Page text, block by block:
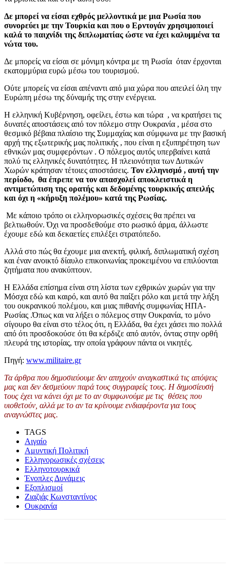
Δε μπορεί να είσαι εχθρός μελλοντικά με μια Ρωσία που
συνορεύει με την Τουρκία και που ο Ερντογάν χρησιμοποιεί
καλά το παιχνίδι της διπλωματίας ώστε να έχει καλυμμένα τα
νώτα του.
Δε μπορείς να είσαι σε μόνιμη κόντρα με τη Ρωσία όταν έρχονται
εκατομμύρια ευρώ μέσω του τουρισμού.
Ούτε μπορείς να είσαι απέναντι από μια χώρα που απειλεί όλη την
Ευρώπη μέσω της δύναμής της στην ενέργεια.
Η ελληνική Κυβέρνηση, οφείλει, έστω και τώρα , να κρατήσει τις
δυνατές αποστάσεις από τον πόλεμο στην Ουκρανία , μέσα στο
θεσμικό βέβαια πλαίσιο της Συμμαχίας και σύμφωνα με την βασική
αρχή της εξωτερικής μας πολιτικής , που είναι η εξυπηρέτηση των
εθνικών μας συμφερόντων . Ο πόλεμος αυτός υπερβαίνει κατά
πολύ τις ελληνικές δυνατότητες. Η πλειονότητα των Δυτικών
Χωρών κράτησαν τέτοιες αποστάσεις. Τον ελληνισμό , αυτή την
περίοδο, θα έπρεπε να τον απασχολεί αποκλειστικά η
αντιμετώπιση της ορατής και δεδομένης τουρκικής απειλής
και όχι η «κήρυξη πολέμου» κατά της Ρωσίας.
Με κάποιο τρόπο οι ελληνορωσικές σχέσεις θα πρέπει να
βελτιωθούν. Όχι να προσδεθούμε στο ρωσικό άρμα, άλλωστε
έχουμε εδώ και δεκαετίες επιλέξει στρατόπεδο.
Αλλά στο πώς θα έχουμε μια ανεκτή, φιλική, διπλωματική σχέση
και έναν ανοικτό δίαυλο επικοινωνίας προκειμένου να επιλύονται
ζητήματα που ανακύπτουν.
Η Ελλάδα επίσημα είναι στη λίστα των εχθρικών χωρών για την
Μόσχα εδώ και καιρό, και αυτό θα παίξει ρόλο και μετά την λήξη
του ουκρανικού πολέμου, και μιας πιθανής συμφωνίας ΗΠΑ-
Ρωσίας .Όπως και να λήξει ο πόλεμος στην Ουκρανία, το μόνο
σίγουρο θα είναι στο τέλος ότι, η Ελλάδα, θα έχει χάσει πιο πολλά
από ότι προσδοκούσε ότι θα κέρδιζε από αυτόν, όντας στην ορθή
πλευρά της ιστορίας, την οποία γράφουν πάντα οι νικητές.
Πηγή: www.militaire.gr
Τα άρθρα που δημοσιεύουμε δεν απηχούν αναγκαστικά τις απόψεις
μας και δεν δεσμεύουν παρά τους συγγραφείς τους. Η δημοσίευσή
τους έχει να κάνει όχι με το αν συμφωνούμε με τις θέσεις που
υιοθετούν, αλλά με το αν τα κρίνουμε ενδιαφέροντα για τους
αναγνώστες μας.
TAGS
Αιγαίο
Αμυντική Πολιτική
Ελληνορωσικές σχέσεις
Ελληνοτουρκικά
Ένοπλες Δυνάμεις
Εξοπλισμοί
Ζιαζιάς Κωνσταντίνος
Ουκρανία